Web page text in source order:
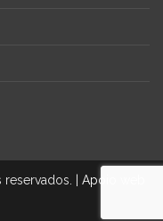
| Apoio web